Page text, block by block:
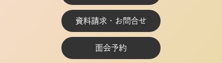
資料請求・お問合せ
面会予約